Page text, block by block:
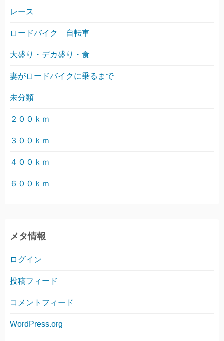
レース
ロードバイク 自転車
大盛り・デカ盛り・食
妻がロードバイクに乗るまで
未分類
２００ｋｍ
３００ｋｍ
４００ｋｍ
６００ｋｍ
メタ情報
ログイン
投稿フィード
コメントフィード
WordPress.org